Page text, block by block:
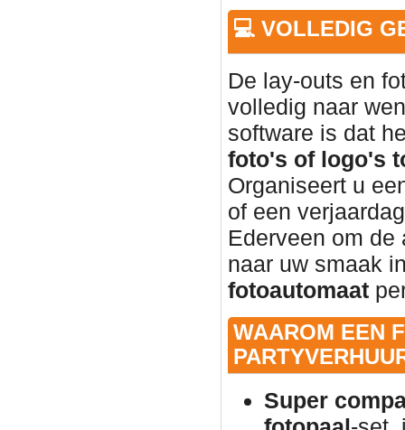
💻 VOLLEDIG
De lay-outs en
volledig naar
software is dat
foto's of logo's
Organiseert u
of een
Ederveen om
naar uw smaak
fotoautomaat
WAAROM EEN
Super